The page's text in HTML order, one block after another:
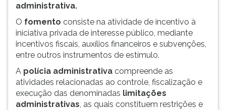
administrativa.
O fomento consiste na atividade de incentivo à
iniciativa privada de interesse público, mediante
incentivos fiscais, auxílios financeiros e subvenções,
entre outros instrumentos de estímulo.
A polícia administrativa compreende as
atividades relacionadas ao controle, fiscalização e
execução das denominadas limitações
administrativas, as quais constituem restrições e